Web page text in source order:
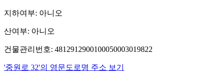
지하여부: 아니오
산여부: 아니오
건물관리번호: 4812912900100050003019822
'중원로 32'의 영문도로명 주소 보기